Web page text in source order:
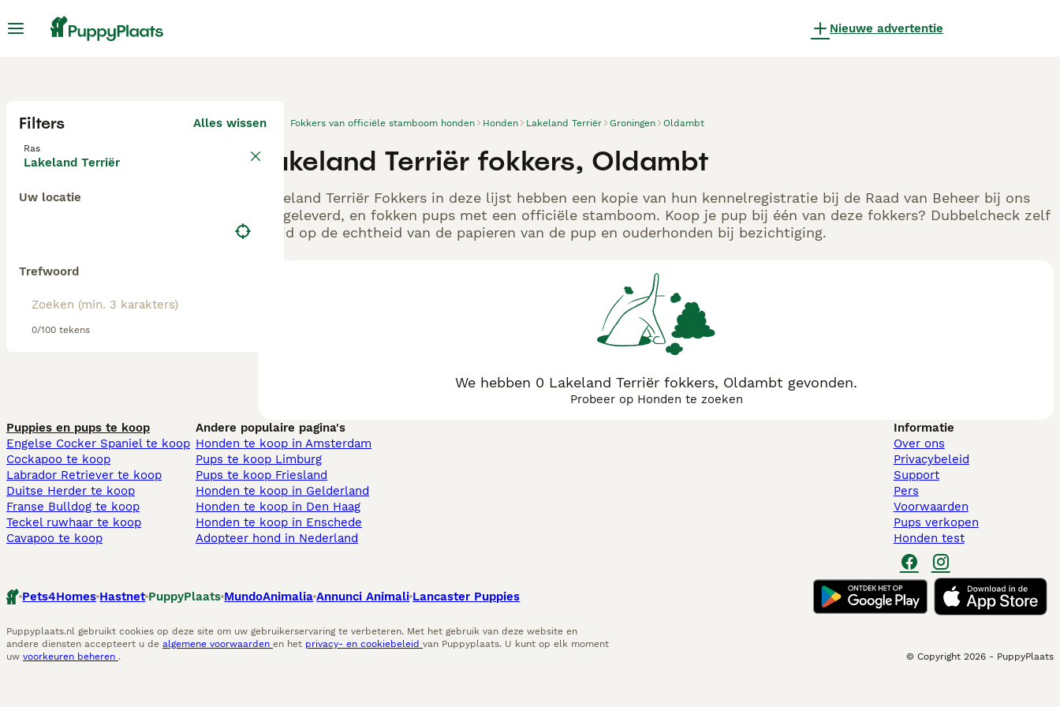
Nieuwe advertentie
Filters Alles wissen
Ras
Lakeland Terriër
Uw locatie
Trefwoord
0/100 tekens
Fokkers van officiële stamboom honden Honden Lakeland Terriër Groningen Oldambt
Lakeland Terriër fokkers, Oldambt
Lakeland Terriër Fokkers in deze lijst hebben een kopie van hun kennelregistratie bij de Raad van Beheer bij ons
aangeleverd, en fokken pups met een officiële stamboom. Koop je pup bij één van deze fokkers? Dubbelcheck zelf
altijd op de echtheid van de papieren van de pup en ouderhonden bij bezichtiging.
We hebben 0 Lakeland Terriër fokkers, Oldambt gevonden.
Probeer op Honden te zoeken
Puppies en pups te koop
Engelse Cocker Spaniel te koop
Cockapoo te koop
Labrador Retriever te koop
Duitse Herder te koop
Franse Bulldog te koop
Teckel ruwhaar te koop
Cavapoo te koop
Andere populaire pagina's
Honden te koop in Amsterdam
Pups te koop Limburg​
Pups te koop Friesland​
Honden te koop in Gelderland
Honden te koop in Den Haag
Honden te koop in Enschede
Adopteer hond in Nederland
Informatie
Over ons
Privacybeleid
Support
Pers
Voorwaarden
Pups verkopen
Honden test
Pets4Homes Hastnet PuppyPlaats MundoAnimalia Annunci Animali Lancaster Puppies
Puppyplaats.nl gebruikt cookies op deze site om uw gebruikerservaring te verbeteren. Met het gebruik van deze website en
andere diensten accepteert u de algemene voorwaarden en het privacy- en cookiebeleid van Puppyplaats. U kunt op elk moment
uw voorkeuren beheren . © Copyright 2026 - PuppyPlaats